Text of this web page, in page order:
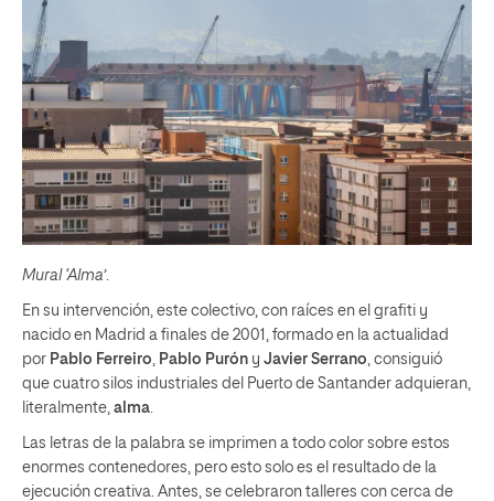
Mural ‘Alma’.
En su intervención, este colectivo, con raíces en el grafiti y
nacido en Madrid a finales de 2001, formado en la actualidad
por Pablo Ferreiro, Pablo Purón y Javier Serrano, consiguió
que cuatro silos industriales del Puerto de Santander adquieran,
literalmente, alma.
Las letras de la palabra se imprimen a todo color sobre estos
enormes contenedores, pero esto solo es el resultado de la
ejecución creativa. Antes, se celebraron talleres con cerca de